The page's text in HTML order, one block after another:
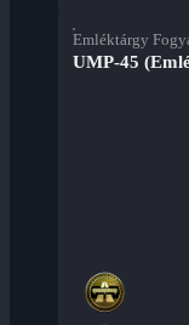
Emléktárgy
UMP-45